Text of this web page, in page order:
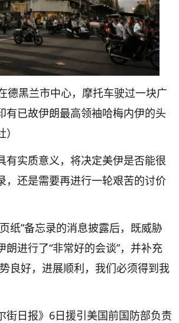
德黑兰市中心，摩托车驶过一块广
有已故伊朗最高领袖哈梅内伊的头
有实质意义，将决定美伊是否能很
，还是需要再进行一轮艰苦的讨价
纸”备忘录的消息披露后，既威胁
朗进行了“非常好的会谈”，并补充
良好，进展顺利，我们必须得到我
街日报》6日援引美国前国防部负责